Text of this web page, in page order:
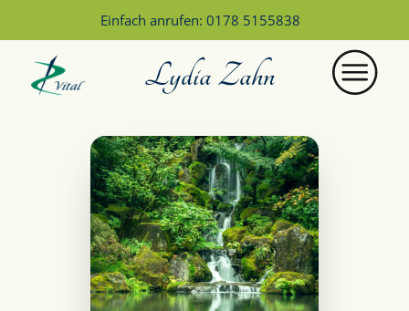
Einfach anrufen: 0178 5155838
Lydia Zahn